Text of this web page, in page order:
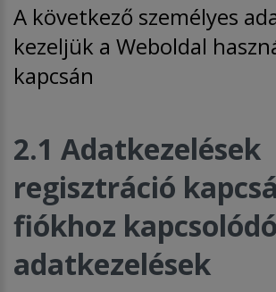
A következő személyes
kezeljük a Weboldal
kapcsán
2.1 Adatkezelések
regisztráció
fiókhoz kapcsolódó
adatkezelések